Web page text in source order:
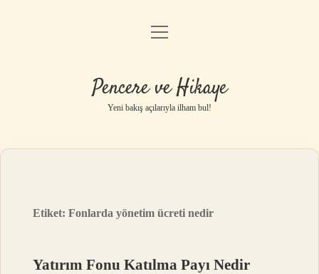
Anasayfa
Yasal Uyarı
menüyü
Pencere ve Hikaye
Yeni bakış açılarıyla ilham bul!
Etiket:Fonlarda yönetim ücreti nedir
Yatırım Fonu Katılma Payı Nedir